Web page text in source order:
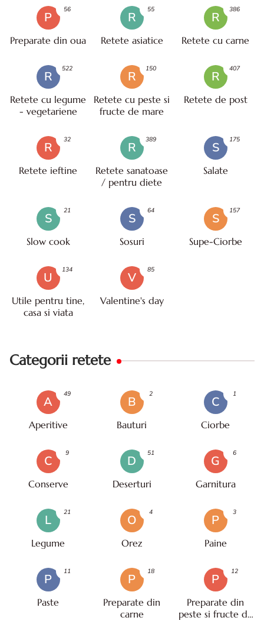
P
Preparate din oua
56
R
Retete asiatice
55
R
Retete cu carne
386
R
Retete cu legume
- vegetariene
522
R
Retete cu peste si
fructe de mare
150
R
Retete de post
407
R
Retete ieftine
32
R
Retete sanatoase
/ pentru diete
389
S
Salate
175
S
Slow cook
21
S
Sosuri
64
S
Supe-Ciorbe
157
U
Utile pentru tine,
casa si viata
134
V
Valentine's day
85
Categorii retete
A
Aperitive
49
B
Bauturi
2
C
Ciorbe
1
C
Conserve
9
D
Deserturi
51
G
Garnitura
6
L
Legume
21
O
Orez
4
P
Paine
3
P
Paste
11
P
Preparate din
carne
18
P
Preparate din
peste si fructe de
12